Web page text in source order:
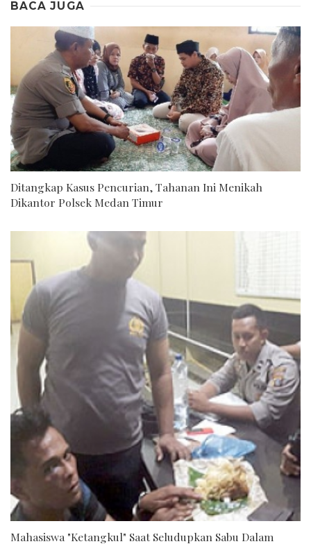
BACA JUGA
Ditangkap Kasus Pencurian, Tahanan Ini Menikah
Dikantor Polsek Medan Timur
Mahasiswa "Ketangkul" Saat Seludupkan Sabu Dalam